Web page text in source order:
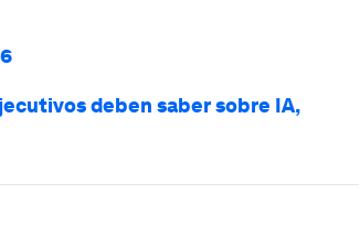
deben saber sobre IA,